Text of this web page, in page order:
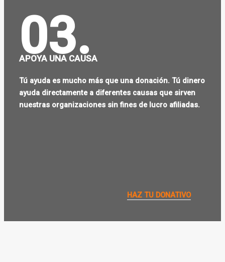
03.
APOYA UNA CAUSA
Tú ayuda es mucho más que una donación. Tú dinero
ayuda directamente a diferentes causas que sirven
nuestras organizaciones sin fines de lucro afiliadas.
HAZ TU DONATIVO